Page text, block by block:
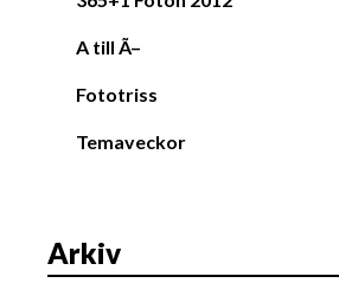
A till Ã–
Fototriss
Temaveckor
Arkiv